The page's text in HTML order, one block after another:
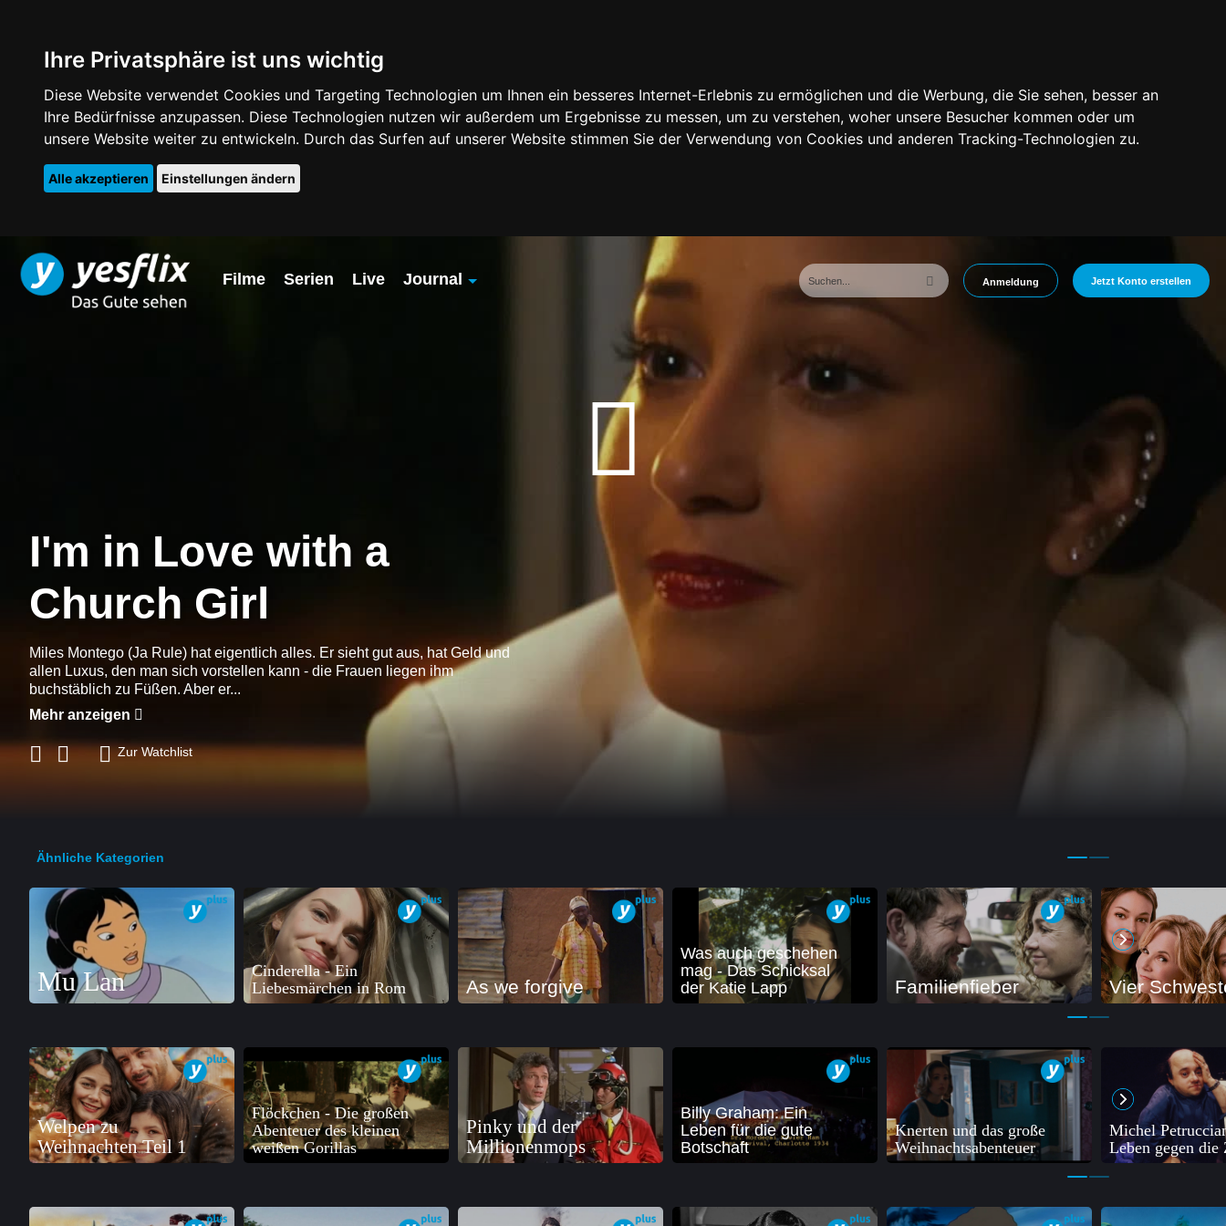
Ihre Privatsphäre ist uns wichtig
Diese Website verwendet Cookies und Targeting Technologien um Ihnen ein besseres Internet-Erlebnis zu ermöglichen und die Werbung, die Sie sehen, besser an
Ihre Bedürfnisse anzupassen. Diese Technologien nutzen wir außerdem um Ergebnisse zu messen, um zu verstehen, woher unsere Besucher kommen oder um
unsere Website weiter zu entwickeln. Durch das Surfen auf unserer Website stimmen Sie der Verwendung von Cookies und anderen Tracking-Technologien zu.
Alle akzeptieren Einstellungen ändern
Filme Serien Live
Journal
Anmeldung Jetzt Konto erstellen
I'm in Love with a
Church Girl
Miles Montego (Ja Rule) hat eigentlich alles. Er sieht gut aus, hat Geld und
allen Luxus, den man sich vorstellen kann - die Frauen liegen ihm
buchstäblich zu Füßen. Aber er...
Mehr anzeigen
Zur Watchlist
Ähnliche Kategorien
Mu Lan
Cinderella - Ein
Liebesmärchen in Rom
As we forgive
Was auch geschehen
mag - Das Schicksal
der Katie Lapp
Familienfieber Vier
Welpen zu
Weihnachten Teil 1
Flöckchen - Die großen
Abenteuer des kleinen
weißen Gorillas
Pinky und der
Millionenmops
Billy Graham: Ein
Leben für die gute
Botschaft
Knerten und das große
Weihnachtsabenteuer
Michel
Leben gegen die